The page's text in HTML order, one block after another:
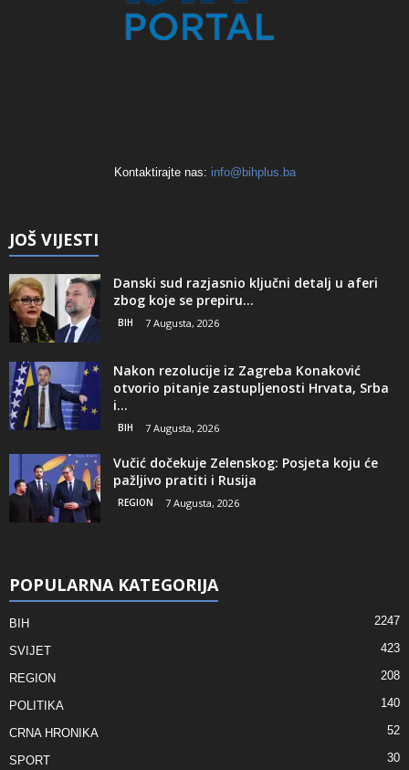
Kontaktirajte nas: info@bihplus.ba
JOŠ VIJESTI
Danski sud razjasnio ključni detalj u aferi
zbog koje se prepiru...
BIH 7 Augusta, 2026
Nakon rezolucije iz Zagreba Konaković
otvorio pitanje zastupljenosti Hrvata, Srba
i...
BIH 7 Augusta, 2026
Vučić dočekuje Zelenskog: Posjeta koju će
pažljivo pratiti i Rusija
REGION 7 Augusta, 2026
POPULARNA KATEGORIJA
BIH 2247
SVIJET 423
REGION 208
POLITIKA 140
CRNA HRONIKA 52
SPORT 30